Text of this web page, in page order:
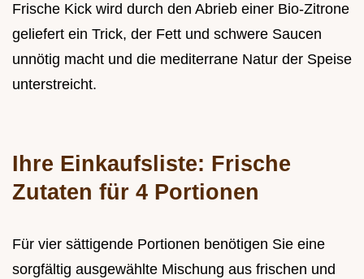
Frische Kick wird durch den Abrieb einer Bio-Zitrone
geliefert ein Trick, der Fett und schwere Saucen
unnötig macht und die mediterrane Natur der Speise
unterstreicht.
Ihre Einkaufsliste: Frische
Zutaten für 4 Portionen
Für vier sättigende Portionen benötigen Sie eine
sorgfältig ausgewählte Mischung aus frischen und